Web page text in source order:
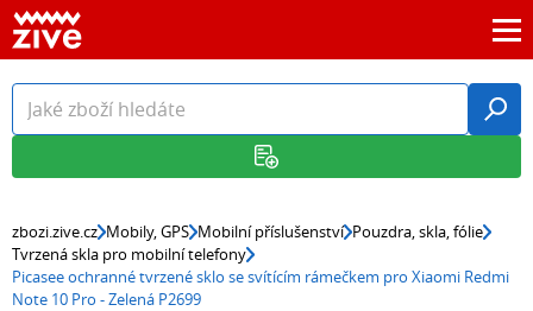
zbozi.zive.cz Mobily, GPS Mobilní příslušenství Pouzdra, skla, fólie
Tvrzená skla pro mobilní telefony
Picasee ochranné tvrzené sklo se svítícím rámečkem pro Xiaomi Redmi
Note 10 Pro - Zelená P2699